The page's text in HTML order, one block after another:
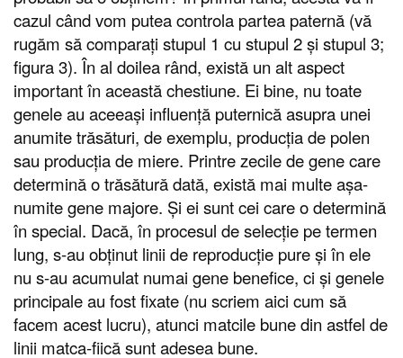
cazul când vom putea controla partea paternă (vă
rugăm să comparați stupul 1 cu stupul 2 și stupul 3;
figura 3). În al doilea rând, există un alt aspect
important în această chestiune. Ei bine, nu toate
genele au aceeași influență puternică asupra unei
anumite trăsături, de exemplu, producția de polen
sau producția de miere. Printre zecile de gene care
determină o trăsătură dată, există mai multe așa-
numite gene majore. Și ei sunt cei care o determină
în special. Dacă, în procesul de selecție pe termen
lung, s-au obținut linii de reproducție pure și în ele
nu s-au acumulat numai gene benefice, ci și genele
principale au fost fixate (nu scriem aici cum să
facem acest lucru), atunci matcile bune din astfel de
linii matca-fiică sunt adesea bune.